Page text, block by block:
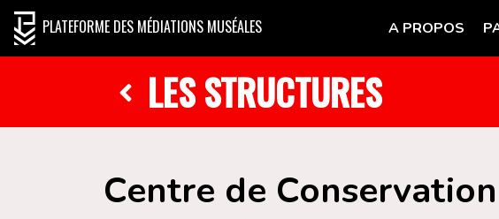
PLATEFORME DES MÉDIATIONS MUSÉALES A PROPOS
LES STRUCTURES
Centre de